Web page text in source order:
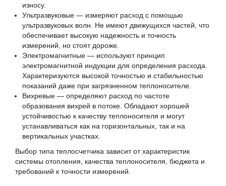
износу.
Ультразвуковые — измеряют расход с помощью
ультразвуковых волн. Не имеют движущихся частей, что
обеспечивает высокую надежность и точность
измерений, но стоят дороже.
Электромагнитные — используют принцип
электромагнитной индукции для определения расхода.
Характеризуются высокой точностью и стабильностью
показаний даже при загрязненном теплоносителе.
Вихревые — определяют расход по частоте
образования вихрей в потоке. Обладают хорошей
устойчивостью к качеству теплоносителя и могут
устанавливаться как на горизонтальных, так и на
вертикальных участках.
Выбор типа теплосчетчика зависит от характеристик
системы отопления, качества теплоносителя, бюджета и
требований к точности измерений.